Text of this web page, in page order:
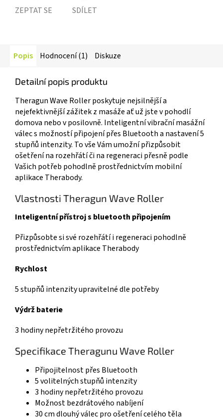
ZEPTAT SE SDÍLET
Popis Hodnocení (1) Diskuze
Detailní popis produktu
Theragun Wave Roller poskytuje nejsilnější a
nejefektivnější zážitek z masáže ať už jste v pohodlí
domova nebo v posilovně. Inteligentní vibrační masážní
válec s možností připojení přes Bluetooth a nastavení 5
stupňů intenzity. To vše Vám umožní přizpůsobit
ošetření na rozehřátí či na regeneraci přesně podle
Vašich potřeb pohodlně prostřednictvím mobilní
aplikace Therabody.
Vlastnosti Theragun Wave Roller
Inteligentní přístroj s bluetooth připojením
Přizpůsobte si své rozehřátí i regeneraci pohodlně
prostřednictvím aplikace Therabody
Rychlost
5 stupňů intenzity upravitelné dle potřeby
Výdrž baterie
3 hodiny nepřetržitého provozu
Specifikace Theragunu Wave Roller
Připojitelnost přes Bluetooth
5 volitelných stupňů intenzity
3 hodiny nepřetržitého provozu
Možnost bezdrátového nabíjení
30 cm dlouhý válec pro ošetření celého těla